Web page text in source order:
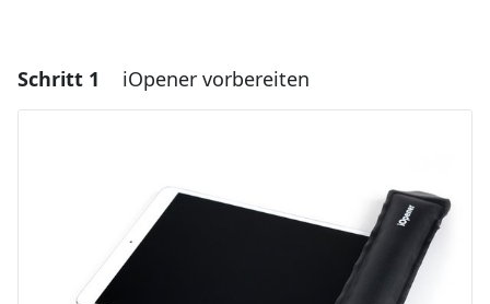
Schritt 1 iOpener vorbereiten